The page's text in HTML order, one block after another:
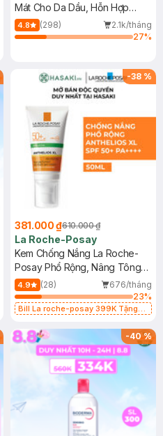
Mát Cho Da Dầu, Hỗn Hợp
400ml
4.8 (298)
2.1k/tháng
27%
-38 %
381.000 ₫610.000 ₫
La Roche-Posay
Kem Chống Nắng La Roche-
Posay Phổ Rộng, Nâng Tông
Kiềm Dầu 50ml
4.9 (28)
676/tháng
23%
Bill La roche-posay 399K Tặng
(SL có hạn)
-40%